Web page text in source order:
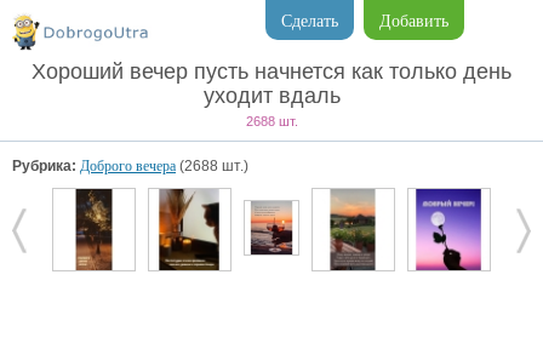
Добавить
Сделать
Хороший вечер пусть начнется как только день
уходит вдаль
2688 шт.
Рубрика: Доброго вечера (2688 шт.)